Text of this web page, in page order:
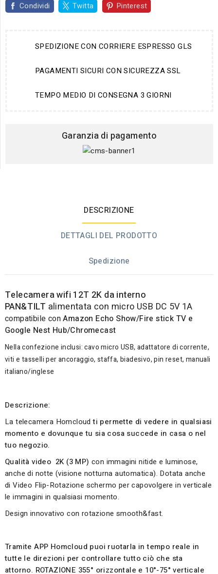
Condividi Twitta Pinterest
SPEDIZIONE CON CORRIERE ESPRESSO GLS
PAGAMENTI SICURI CON SICUREZZA SSL
TEMPO MEDIO DI CONSEGNA 3 GIORNI
Garanzia di pagamento
DESCRIZIONE
DETTAGLI DEL PRODOTTO
Spedizione
Telecamera wifi 12T 2K da interno
PAN&TILT alimentata con micro USB DC 5V 1A
compatibile conAmazon Echo Show/Fire stick TV e
Google Nest Hub/Chromecast
Nella confezione inclusi: cavo micro USB, adattatore di corrente,
viti e tasselli per ancoraggio, staffa, biadesivo, pin reset, manuali
italiano/inglese
Descrizione:
La telecamera Homcloudti permette di vedere in qualsiasi
momento e dovunque tu sia cosa succede in casa o nel
tuo negozio.
Qualità video 2K (3 MP)con immagini nitide e luminose,
anche di notte (visione notturna automatica). Dotata anche
di Video Flip-Rotazione schermo per capovolgere in verticale
le immagini in qualsiasi momento.
Design innovativo con rotazione smooth&fast.
Tramite APP Homcloud puoi ruotarla in tempo reale in
tutte le direzioni per controllare tutto ciò che sta
attorno. ROTAZIONE 355° orizzontale e 10°-75° verticale